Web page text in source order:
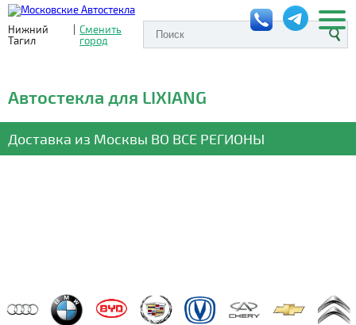
Нижний
Тагил
| Сменить
город
Автостекла для LIXIANG
Доставка из Москвы ВО ВСЕ РЕГИОНЫ